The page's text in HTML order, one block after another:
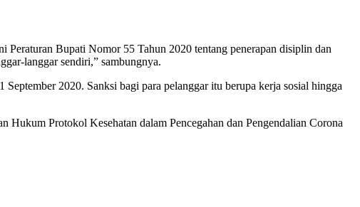
Peraturan Bupati Nomor 55 Tahun 2020 tentang penerapan disiplin dan
langgar sendiri,” sambungnya.
2020. Sanksi bagi para pelanggar itu berupa kerja sosial hingga
Hukum Protokol Kesehatan dalam Pencegahan dan Pengendalian Corona